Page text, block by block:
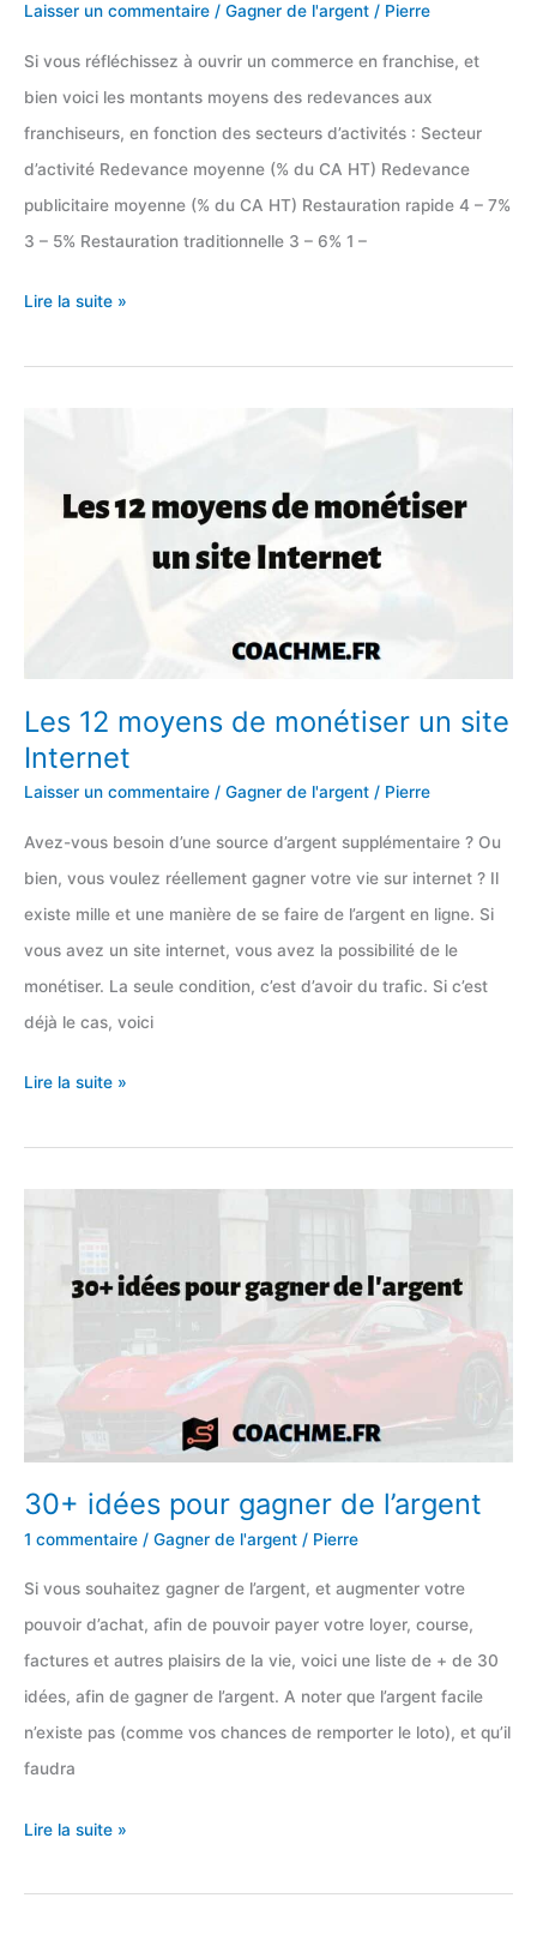
Laisser un commentaire / Gagner de l'argent / Pierre
Si vous réfléchissez à ouvrir un commerce en franchise, et
bien voici les montants moyens des redevances aux
franchiseurs, en fonction des secteurs d’activités : Secteur
d’activité Redevance moyenne (% du CA HT) Redevance
publicitaire moyenne (% du CA HT) Restauration rapide 4 – 7%
3 – 5% Restauration traditionnelle 3 – 6% 1 –
Franchise
Les
Lire la suite »
Les 12 moyens de monétiser un site
Internet
Laisser un commentaire / Gagner de l'argent / Pierre
Avez-vous besoin d’une source d’argent supplémentaire ? Ou
bien, vous voulez réellement gagner votre vie sur internet ? Il
existe mille et une manière de se faire de l’argent en ligne. Si
vous avez un site internet, vous avez la possibilité de le
monétiser. La seule condition, c’est d’avoir du trafic. Si c’est
déjà le cas, voici
Les
moyens
Lire la suite »
30+ idées pour gagner de l’argent
1 commentaire / Gagner de l'argent / Pierre
Si vous souhaitez gagner de l’argent, et augmenter votre
pouvoir d’achat, afin de pouvoir payer votre loyer, course,
factures et autres plaisirs de la vie, voici une liste de + de 30
idées, afin de gagner de l’argent. A noter que l’argent facile
n’existe pas (comme vos chances de remporter le loto), et qu’il
faudra
30+
pour
Lire la suite »